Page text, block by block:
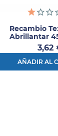
Recambio
Abrillantar
3,62
AÑADIR AL